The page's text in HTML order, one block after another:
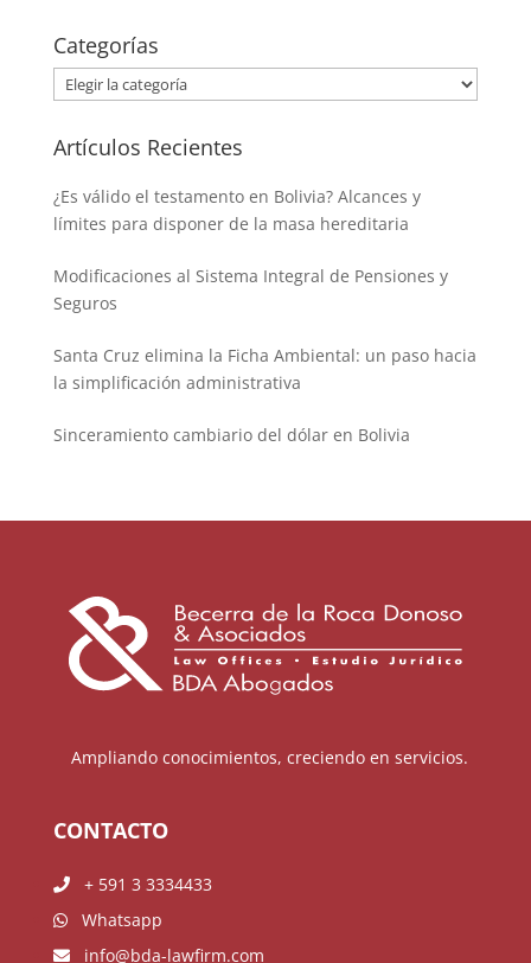
Categorías
Categorías
Artículos Recientes
¿Es válido el testamento en Bolivia? Alcances y
límites para disponer de la masa hereditaria
Modificaciones al Sistema Integral de Pensiones y
Seguros
Santa Cruz elimina la Ficha Ambiental: un paso hacia
la simplificación administrativa
Sinceramiento cambiario del dólar en Bolivia
Ampliando conocimientos, creciendo en servicios.
CONTACTO
+ 591 3 3334433
Whatsapp
info@bda-lawfirm.com